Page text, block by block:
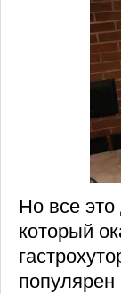
Но все
который